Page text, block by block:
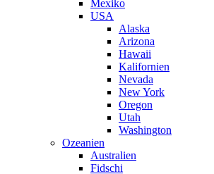
Mexiko
USA
Alaska
Arizona
Hawaii
Kalifornien
Nevada
New York
Oregon
Utah
Washington
Ozeanien
Australien
Fidschi